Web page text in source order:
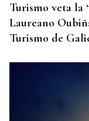
Turismo veta la
Laureano
Turismo de